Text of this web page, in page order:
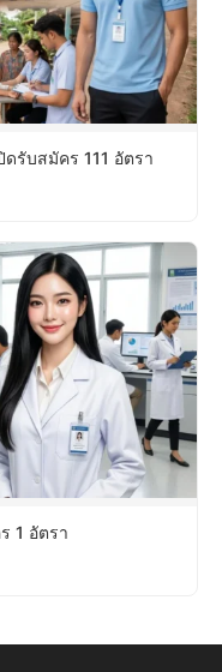
รับสมัคร 111 อัตรา
1 อัตรา